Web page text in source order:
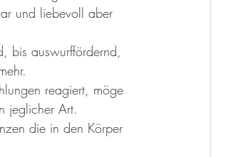
und liebevoll aber
bis auswurffördernd,
reagiert, möge
jeglicher Art.
die in den Körper